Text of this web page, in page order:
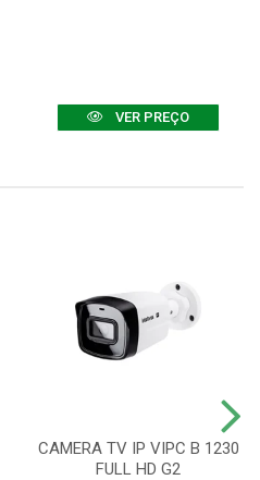
VER PREÇO
CAMERA TV IP VIPC B 1230
FULL HD G2